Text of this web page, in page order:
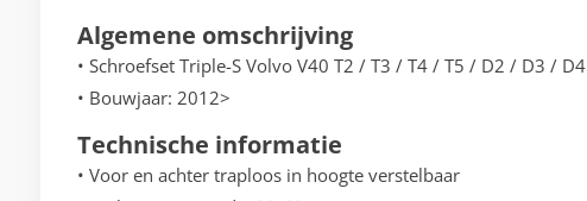
Algemene omschrijving
• Schroefset Triple-S Volvo V40 T2 / T3 / T4 / T5 / D2 / D3 / D4
• Bouwjaar: 2012>
Technische informatie
• Voor en achter traploos in hoogte verstelbaar